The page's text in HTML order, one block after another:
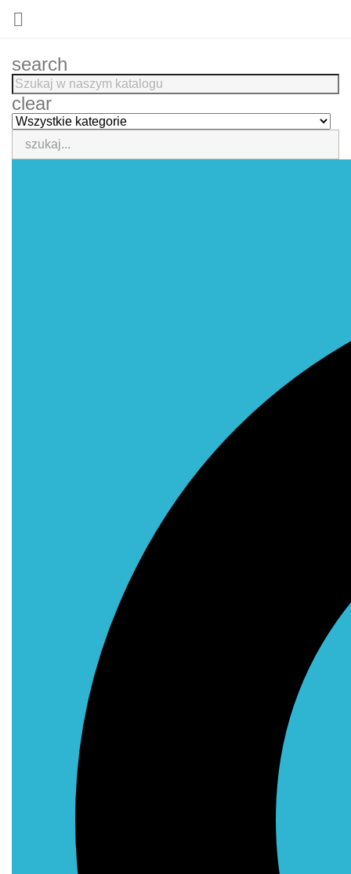

search
clear